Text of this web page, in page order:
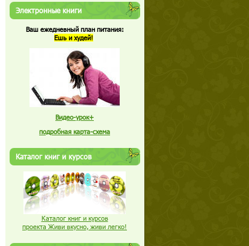
Электронные книги
Ваш ежедневный план питания:
Ешь и худей!
Видео-урок+
подробная карта-схема
Каталог книг и курсов
Каталог книг и курсов
проекта Живи вкусно, живи легко!